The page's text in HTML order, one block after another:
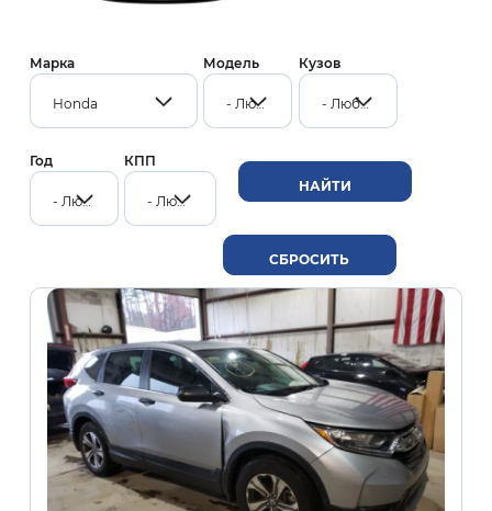
Марка
Honda
Модель
- Любой -
Кузов
- Любой -
Год
- Любой -
КПП
- Любой -
Нумерация
страниц